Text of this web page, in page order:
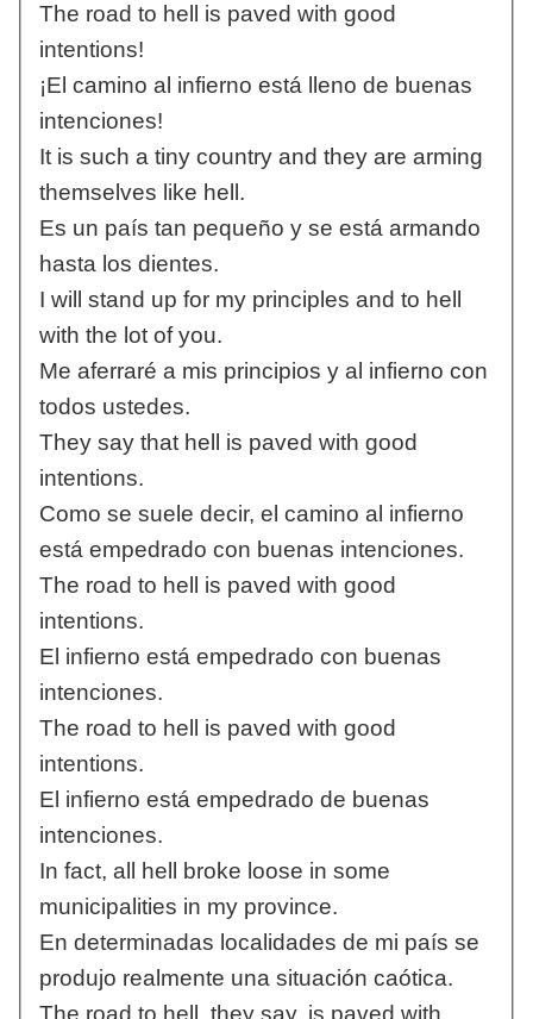
The road to hell is paved with good
intentions!
¡El camino al infierno está lleno de buenas
intenciones!
It is such a tiny country and they are arming
themselves like hell.
Es un país tan pequeño y se está armando
hasta los dientes.
I will stand up for my principles and to hell
with the lot of you.
Me aferraré a mis principios y al infierno con
todos ustedes.
They say that hell is paved with good
intentions.
Como se suele decir, el camino al infierno
está empedrado con buenas intenciones.
The road to hell is paved with good
intentions.
El infierno está empedrado con buenas
intenciones.
The road to hell is paved with good
intentions.
El infierno está empedrado de buenas
intenciones.
In fact, all hell broke loose in some
municipalities in my province.
En determinadas localidades de mi país se
produjo realmente una situación caótica.
The road to hell, they say, is paved with